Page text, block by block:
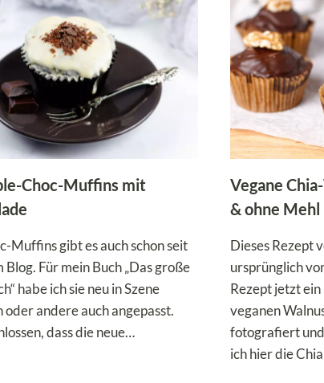
Choc-Muffins mit
Muffins gibt es auch schon seit
Für mein Buch „Das große
habe ich sie neu in Szene
oder andere auch angepasst.
dass die neue…
Vegane
& ohne Mehl
Dieses Rezept
ursprünglich
Rezept jetzt
veganen
fotografiert und
ich hier die